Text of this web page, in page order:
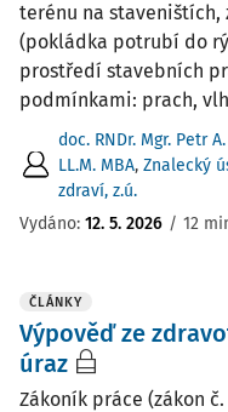
terénu na
(pokládka potrubí do
prostředí stavebních
podmínkami: prach,
doc. RNDr. Mgr. Petr
LL.M. MBA, Znalecký
zdraví, z.ú.
Vydáno: 12. 5. 2026 / 12
ČLÁNKY
Výpověď ze
úraz
Zákoník práce (zákon